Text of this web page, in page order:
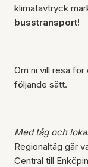
klimatavtryck
busstransport!
Om ni vill resa för
följande sätt.
Med tåg och
Regionaltåg går
Central till